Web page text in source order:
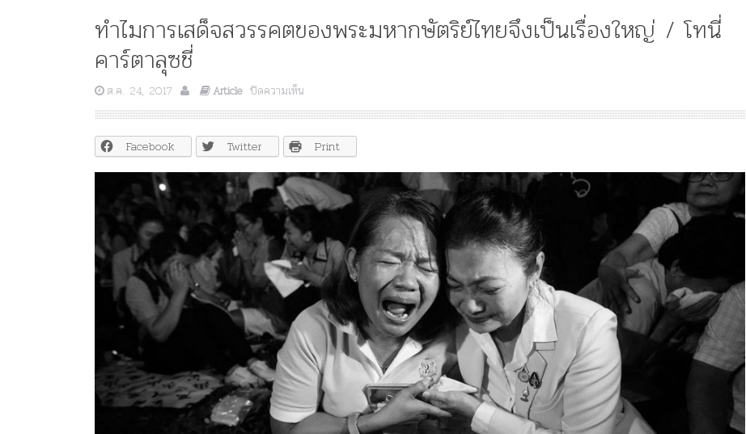
ทำไมการเสด็จสวรรคตของพระมหากษัตริย์ไทยจึงเป็นเรื่องใหญ่ / โทนี่
คาร์ตาลุซชี่
ต.ค. 24, 2017 Article ปิดความเห็น
ทำไม
การ
เสด็จ
สวรรคต
ของ
พระ
มหา
ไทย
จึง
เป็น
เรื่อง
ใหญ่
/
โท
นี่
คาร์
ตา
ชี่
Facebook Twitter Print
พยุหเสนา” “อรุณเทพบุตร”
และ “เทพีรัฐธรรมนูญ” เทพ
องค์ใหม่ใน “ศิลปะคณะ